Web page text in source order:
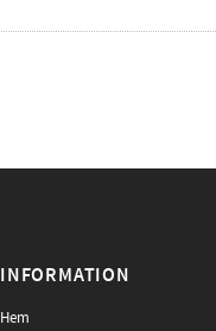
INFORMATION
Hem